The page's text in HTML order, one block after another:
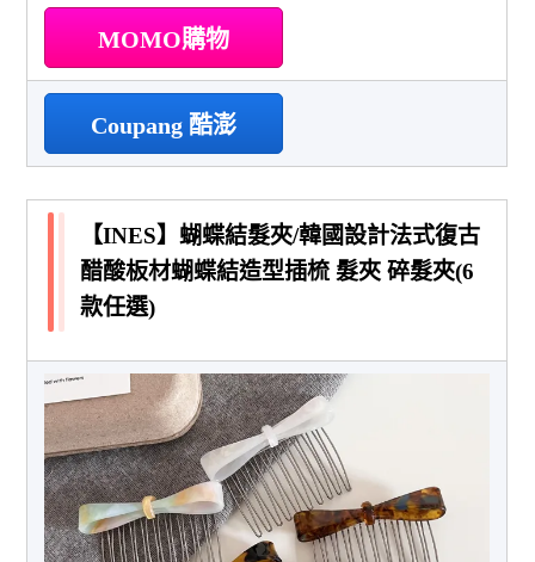
MOMO購物
Coupang 酷澎
【INES】蝴蝶結髮夾/韓國設計法式復古
醋酸板材蝴蝶結造型插梳 髮夾 碎髮夾(6
款任選)